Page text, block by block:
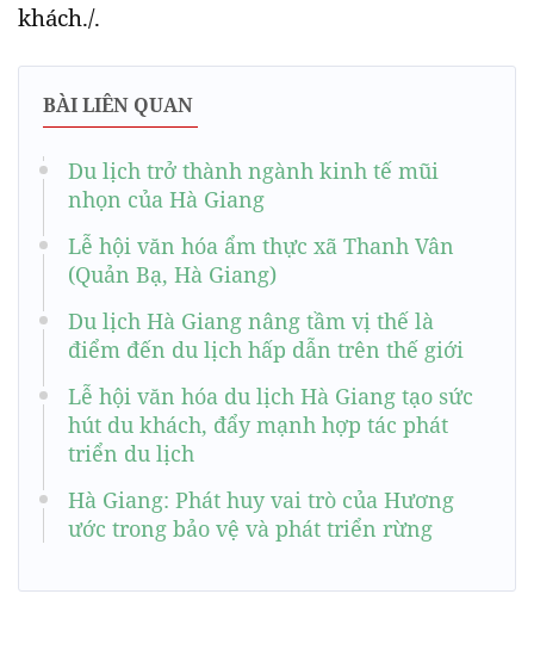
khách./.
BÀI LIÊN QUAN
Du lịch trở thành ngành kinh tế mũi
nhọn của Hà Giang
Lễ hội văn hóa ẩm thực xã Thanh Vân
(Quản Bạ, Hà Giang)
Du lịch Hà Giang nâng tầm vị thế là
điểm đến du lịch hấp dẫn trên thế giới
Lễ hội văn hóa du lịch Hà Giang tạo sức
hút du khách, đẩy mạnh hợp tác phát
triển du lịch
Hà Giang: Phát huy vai trò của Hương
ước trong bảo vệ và phát triển rừng